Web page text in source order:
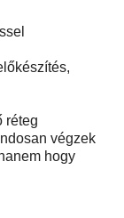
réteg
végzek
hogy